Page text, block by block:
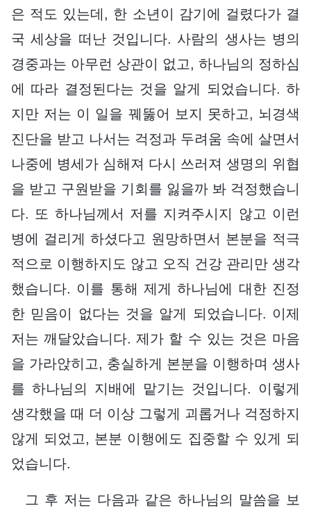
은 적도 있는데, 한 소년이 감기에 걸렸다가 결
국 세상을 떠난 것입니다. 사람의 생사는 병의
경중과는 아무런 상관이 없고, 하나님의 정하심
에 따라 결정된다는 것을 알게 되었습니다. 하
지만 저는 이 일을 꿰뚫어 보지 못하고, 뇌경색
진단을 받고 나서는 걱정과 두려움 속에 살면서
나중에 병세가 심해져 다시 쓰러져 생명의 위협
을 받고 구원받을 기회를 잃을까 봐 걱정했습니
다. 또 하나님께서 저를 지켜주시지 않고 이런
병에 걸리게 하셨다고 원망하면서 본분을 적극
적으로 이행하지도 않고 오직 건강 관리만 생각
했습니다. 이를 통해 제게 하나님에 대한 진정
한 믿음이 없다는 것을 알게 되었습니다. 이제
저는 깨달았습니다. 제가 할 수 있는 것은 마음
을 가라앉히고, 충실하게 본분을 이행하며 생사
를 하나님의 지배에 맡기는 것입니다. 이렇게
생각했을 때 더 이상 그렇게 괴롭거나 걱정하지
않게 되었고, 본분 이행에도 집중할 수 있게 되
었습니다.
그 후 저는 다음과 같은 하나님의 말씀을 보